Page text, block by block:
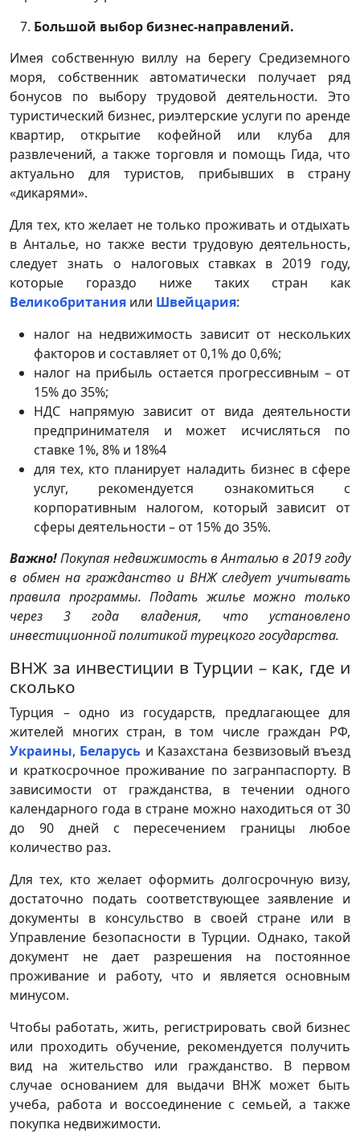
Большой выбор бизнес-направлений.
Имея собственную виллу на берегу Средиземного
моря, собственник автоматически получает ряд
бонусов по выбору трудовой деятельности. Это
туристический бизнес, риэлтерские услуги по аренде
квартир, открытие кофейной или клуба для
развлечений, а также торговля и помощь Гида, что
актуально для туристов, прибывших в страну
«дикарями».
Для тех, кто желает не только проживать и отдыхать
в Анталье, но также вести трудовую деятельность,
следует знать о налоговых ставках в 2019 году,
которые гораздо ниже таких стран как
Великобритания или Швейцария:
налог на недвижимость зависит от нескольких
факторов и составляет от 0,1% до 0,6%;
налог на прибыль остается прогрессивным – от
15% до 35%;
НДС напрямую зависит от вида деятельности
предпринимателя и может исчисляться по
ставке 1%, 8% и 18%4
для тех, кто планирует наладить бизнес в сфере
услуг, рекомендуется ознакомиться с
корпоративным налогом, который зависит от
сферы деятельности – от 15% до 35%.
Важно!Покупая недвижимость в Анталью в 2019 году
в обмен на гражданство и ВНЖ следует учитывать
правила программы. Подать жилье можно только
через 3 года владения, что установлено
инвестиционной политикой турецкого государства.
ВНЖ за инвестиции в Турции – как, где и
сколько
Турция – одно из государств, предлагающее для
жителей многих стран, в том числе граждан РФ,
Украины, Беларусь и Казахстана безвизовый въезд
и краткосрочное проживание по загранпаспорту. В
зависимости от гражданства, в течении одного
календарного года в стране можно находиться от 30
до 90 дней с пересечением границы любое
количество раз.
Для тех, кто желает оформить долгосрочную визу,
достаточно подать соответствующее заявление и
документы в консульство в своей стране или в
Управление безопасности в Турции. Однако, такой
документ не дает разрешения на постоянное
проживание и работу, что и является основным
минусом.
Чтобы работать, жить, регистрировать свой бизнес
или проходить обучение, рекомендуется получить
вид на жительство или гражданство. В первом
случае основанием для выдачи ВНЖ может быть
учеба, работа и воссоединение с семьей, а также
покупка недвижимости.